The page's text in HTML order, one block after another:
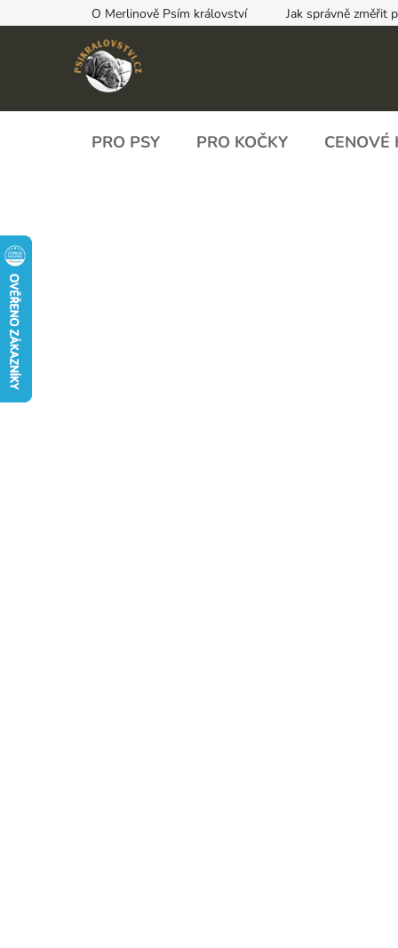
na
O Merlinově Psím království Jak správně změřit
PRO PSY PRO KOČKY CENOVÉ